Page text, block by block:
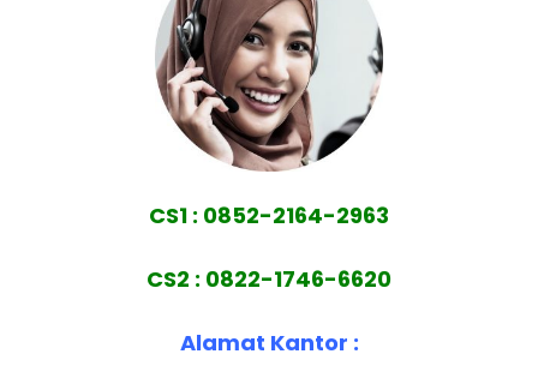
CS1 : 0852-2164-2963
CS2 : 0822-1746-6620
Alamat Kantor :